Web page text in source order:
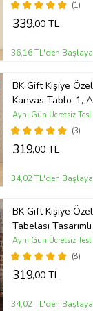
dokunuş ekler.
özel tablo,
tablo, duvar
kişisel hediye
(1)
339,00 TL
36,16 TL'den
BK Gift Kişiye
Kanvas Tablo-1,
Sevgiliye Hediye,
(3)
Aynı Gün Ücretsiz
319,00 TL
34,02 TL'den
BK Gift Kişiye
Tabelası
Sevgiliye Hediye,
Yıldönümü Hediyesi
(8)
Aynı Gün Ücretsiz
319,00 TL
34,02 TL'den